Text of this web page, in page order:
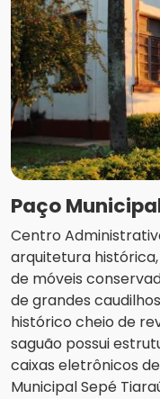
Paço
Centro
arquitetura
de móveis
de grandes
histórico cheio de
saguão possui
caixas eletrônicos
Municipal Sepé